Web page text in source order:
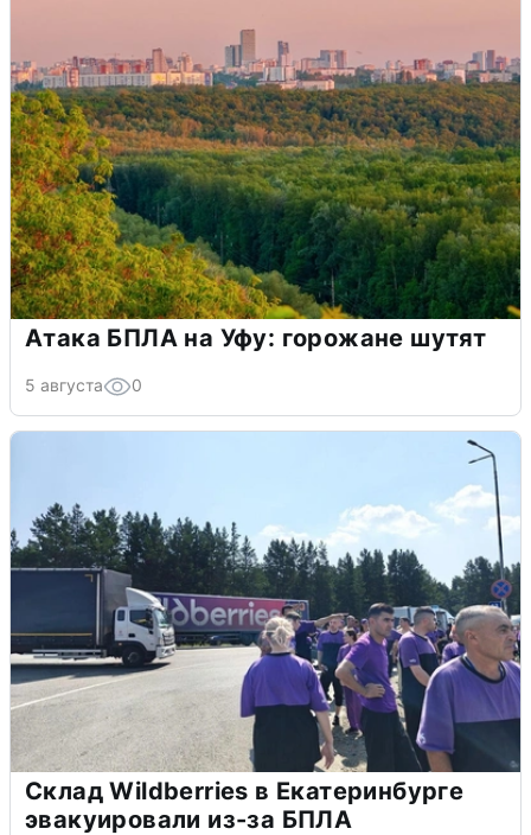
Атака БПЛА на Уфу: горожане шутят
5 августа 0
Склад Wildberries в Екатеринбурге
эвакуировали из-за БПЛА